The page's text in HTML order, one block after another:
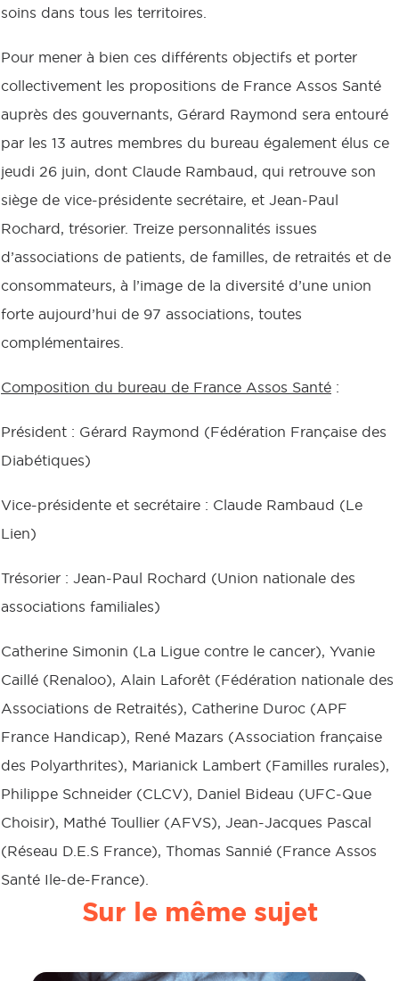
soins dans tous les territoires.
Pour mener à bien ces différents objectifs et porter
collectivement les propositions de France Assos Santé
auprès des gouvernants, Gérard Raymond sera entouré
par les 13 autres membres du bureau également élus ce
jeudi 26 juin, dont Claude Rambaud, qui retrouve son
siège de vice-présidente secrétaire, et Jean-Paul
Rochard, trésorier. Treize personnalités issues
d’associations de patients, de familles, de retraités et de
consommateurs, à l’image de la diversité d’une union
forte aujourd’hui de 97 associations, toutes
complémentaires.
Composition du bureau de France Assos Santé :
Président : Gérard Raymond (Fédération Française des
Diabétiques)
Vice-présidente et secrétaire : Claude Rambaud (Le
Lien)
Trésorier : Jean-Paul Rochard (Union nationale des
associations familiales)
Catherine Simonin (La Ligue contre le cancer), Yvanie
Caillé (Renaloo), Alain Laforêt (Fédération nationale des
Associations de Retraités), Catherine Duroc (APF
France Handicap), René Mazars (Association française
des Polyarthrites), Marianick Lambert (Familles rurales),
Philippe Schneider (CLCV), Daniel Bideau (UFC-Que
Choisir), Mathé Toullier (AFVS), Jean-Jacques Pascal
(Réseau D.E.S France), Thomas Sannié (France Assos
Santé Ile-de-France).
Sur le même sujet